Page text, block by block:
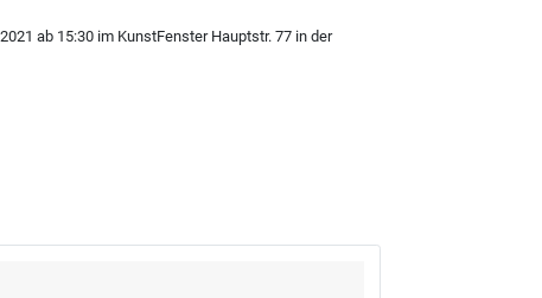
ab 15:30 im KunstFenster Hauptstr. 77 in der